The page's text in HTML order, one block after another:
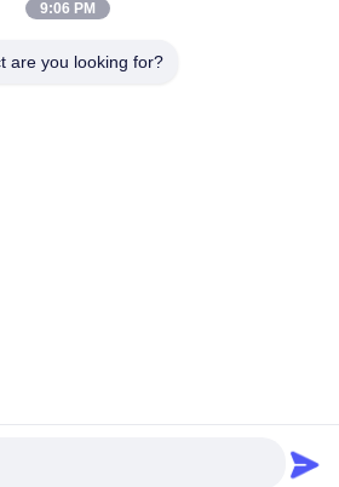
9:06 PM
are you looking for?